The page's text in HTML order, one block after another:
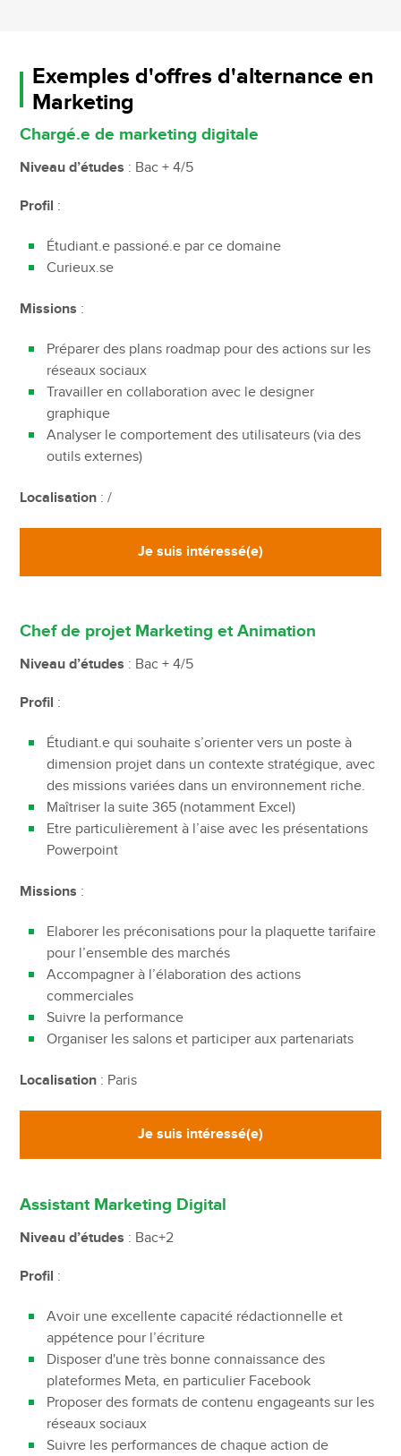
Exemples d'offres d'alternance en
Marketing
Chargé.e de marketing digitale
Niveau d’études : Bac + 4/5
Profil :
Étudiant.e passioné.e par ce domaine
Curieux.se
Missions :
Préparer des plans roadmap pour des actions sur les
réseaux sociaux
Travailler en collaboration avec le designer
graphique
Analyser le comportement des utilisateurs (via des
outils externes)
Localisation : /
Je suis intéressé(e)
Chef de projet Marketing et Animation
Niveau d’études : Bac + 4/5
Profil :
Étudiant.e qui souhaite s’orienter vers un poste à
dimension projet dans un contexte stratégique, avec
des missions variées dans un environnement riche.
Maîtriser la suite 365 (notamment Excel)
Etre particulièrement à l’aise avec les présentations
Powerpoint
Missions :
Elaborer les préconisations pour la plaquette tarifaire
pour l’ensemble des marchés
Accompagner à l’élaboration des actions
commerciales
Suivre la performance
Organiser les salons et participer aux partenariats
Localisation : Paris
Je suis intéressé(e)
Assistant Marketing Digital
Niveau d’études : Bac+2
Profil :
Avoir une excellente capacité rédactionnelle et
appétence pour l’écriture
Disposer d'une très bonne connaissance des
plateformes Meta, en particulier Facebook
Proposer des formats de contenu engageants sur les
réseaux sociaux
Suivre les performances de chaque action de